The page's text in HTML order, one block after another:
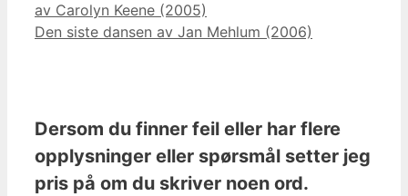
av Carolyn Keene (2005)
Den siste dansen av Jan Mehlum (2006)
Dersom du finner feil eller har flere
opplysninger eller spørsmål setter jeg
pris på om du skriver noen ord.